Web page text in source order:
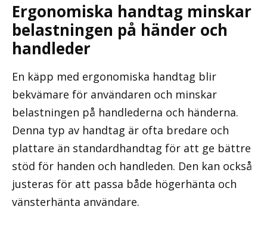
Ergonomiska handtag minskar
belastningen på händer och
handleder
En käpp med ergonomiska handtag blir
bekvämare för användaren och minskar
belastningen på handlederna och händerna.
Denna typ av handtag är ofta bredare och
plattare än standardhandtag för att ge bättre
stöd för handen och handleden. Den kan också
justeras för att passa både högerhänta och
vänsterhänta användare.